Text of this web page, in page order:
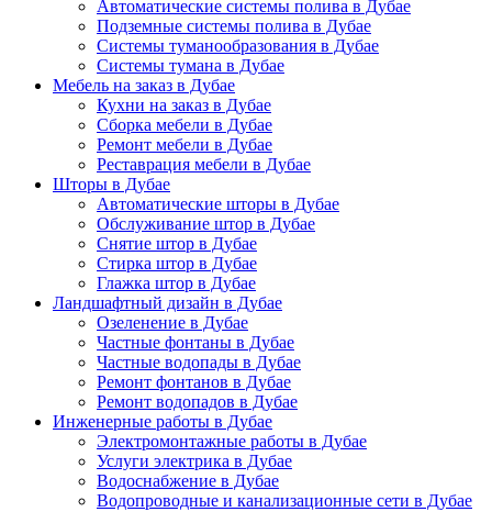
Автоматические системы полива в Дубае
Подземные системы полива в Дубае
Системы туманообразования в Дубае
Системы тумана в Дубае
Мебель на заказ в Дубае
Кухни на заказ в Дубае
Сборка мебели в Дубае
Ремонт мебели в Дубае
Реставрация мебели в Дубае
Шторы в Дубае
Автоматические шторы в Дубае
Обслуживание штор в Дубае
Снятие штор в Дубае
Стирка штор в Дубае
Глажка штор в Дубае
Ландшафтный дизайн в Дубае
Озеленение в Дубае
Частные фонтаны в Дубае
Частные водопады в Дубае
Ремонт фонтанов в Дубае
Ремонт водопадов в Дубае
Инженерные работы в Дубае
Электромонтажные работы в Дубае
Услуги электрика в Дубае
Водоснабжение в Дубае
Водопроводные и канализационные сети в Дубае